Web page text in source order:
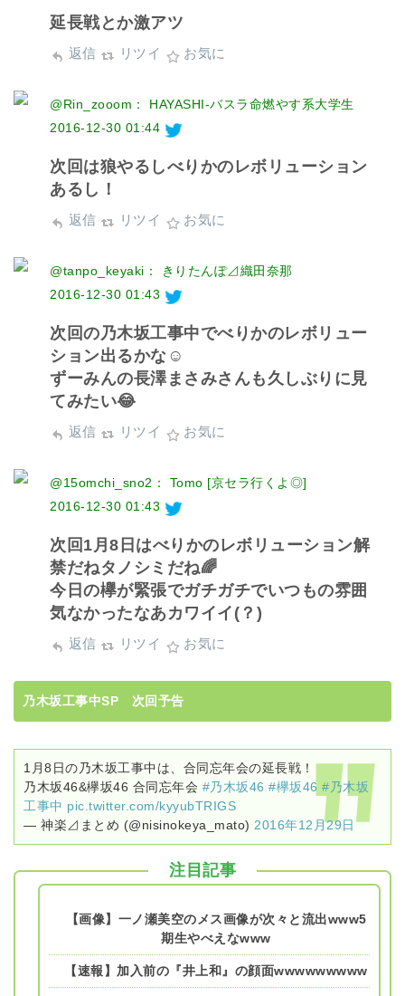
延長戦とか激アツ
返信 リツイ お気に
@Rin_zooom： HAYASHI-バスラ命燃やす系大学生
2016-12-30 01:44
次回は狼やるしべりかのレボリューション
あるし！
返信 リツイ お気に
@tanpo_keyaki： きりたんぽ⊿織田奈那
2016-12-30 01:43
次回の乃木坂工事中でべりかのレボリュー
ション出るかな☺️
ずーみんの長澤まさみさんも久しぶりに見
てみたい😂
返信 リツイ お気に
@15omchi_sno2： Tomo [京セラ行くよ◎]
2016-12-30 01:43
次回1月8日はべりかのレボリューション解
禁だねタノシミだね🌈
今日の欅が緊張でガチガチでいつもの雰囲
気なかったなあカワイイ(？)
返信 リツイ お気に
乃木坂工事中SP 次回予告
1月8日の乃木坂工事中は、合同忘年会の延長戦！
乃木坂46&欅坂46 合同忘年会 #乃木坂46 #欅坂46 #乃木坂
工事中 pic.twitter.com/kyyubTRIGS
— 神楽⊿まとめ (@nisinokeya_mato) 2016年12月29日
注目記事
【画像】一ノ瀬美空のメス画像が次々と流出www5
期生やべえなwww
【速報】加入前の『井上和』の顔面wwwwwwwww